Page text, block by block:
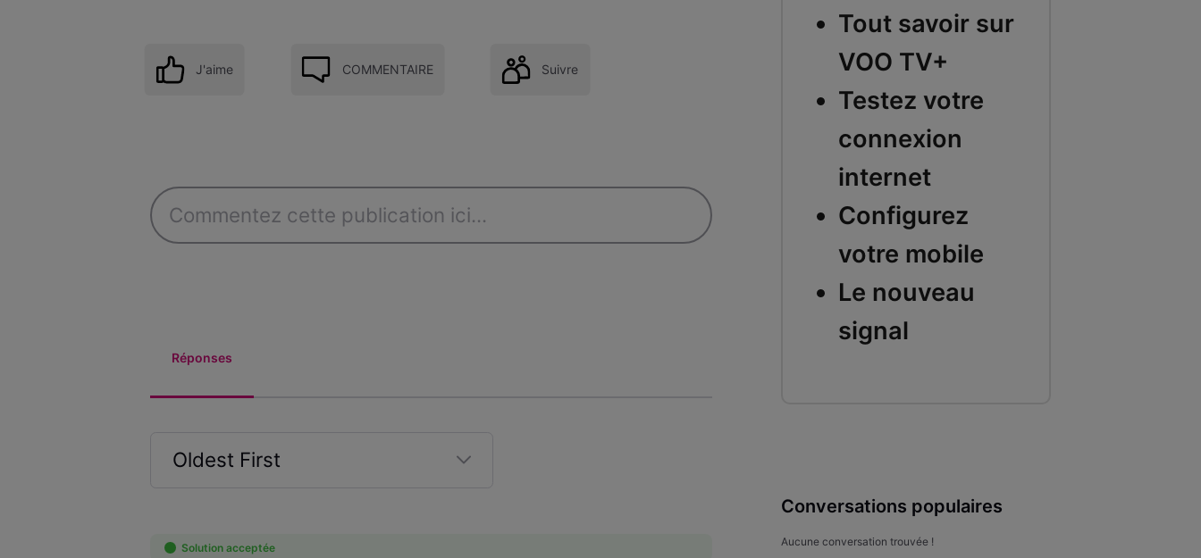
J'aime COMMENTAIRE Suivre
Réponses
Oldest First
First
Solution acceptée
Tout savoir sur
VOO TV+
Testez votre
connexion
internet
Configurez
votre mobile
Le nouveau
signal
Conversations populaires
Aucune conversation trouvée !